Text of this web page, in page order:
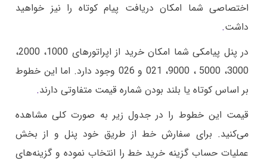
اختصاصی شما امکان دریافت پیام کوتاه را نیز خواهید
داشت.
در پنل پیامکی شما امکان خرید از اپراتورهای 1000، 2000،
3000، 5000 ، 9000، 021 و 026 وجود دارد. اما این خطوط
بر اساس کوتاه یا بلند بودن شماره قیمت متفاوتی دارند.
قیمت این خطوط را در جدول زیر به صورت کلی مشاهده
می‌کنید. برای سفارش خط از طریق خود پنل و از بخش
عملیات حساب گزینه خرید خط را انتخاب نموده و گزینه‌های